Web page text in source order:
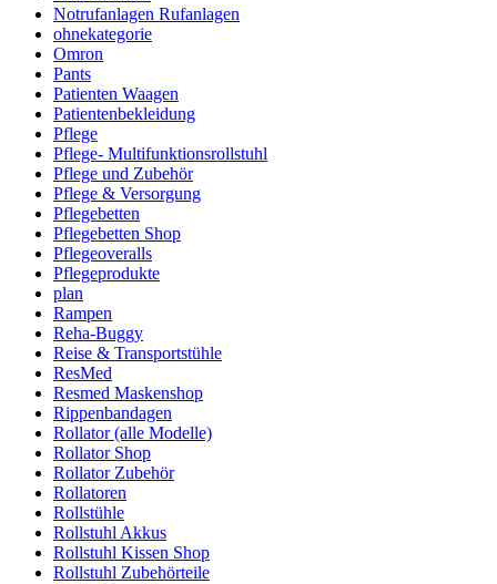
Notrufanlagen Rufanlagen
ohnekategorie
Omron
Pants
Patienten Waagen
Patientenbekleidung
Pflege
Pflege- Multifunktionsrollstuhl
Pflege und Zubehör
Pflege & Versorgung
Pflegebetten
Pflegebetten Shop
Pflegeoveralls
Pflegeprodukte
plan
Rampen
Reha-Buggy
Reise & Transportstühle
ResMed
Resmed Maskenshop
Rippenbandagen
Rollator (alle Modelle)
Rollator Shop
Rollator Zubehör
Rollatoren
Rollstühle
Rollstuhl Akkus
Rollstuhl Kissen Shop
Rollstuhl Zubehörteile